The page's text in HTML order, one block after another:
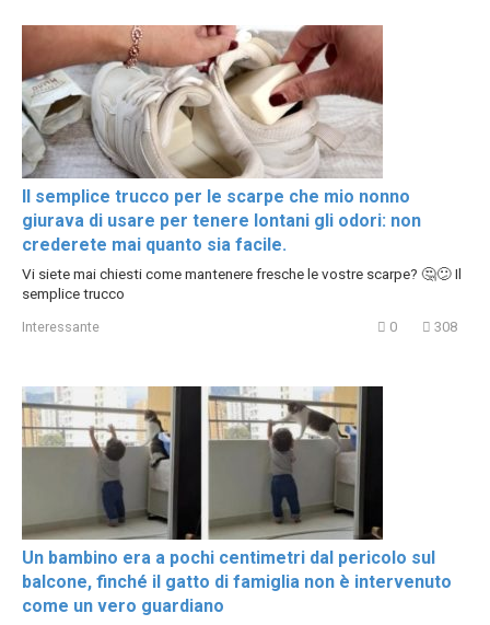
Il semplice trucco per le scarpe che mio nonno
giurava di usare per tenere lontani gli odori: non
crederete mai quanto sia facile.
Vi siete mai chiesti come mantenere fresche le vostre scarpe? 🤔😕 Il
semplice trucco
Interessante 0 308
Un bambino era a pochi centimetri dal pericolo sul
balcone, finché il gatto di famiglia non è intervenuto
come un vero guardiano